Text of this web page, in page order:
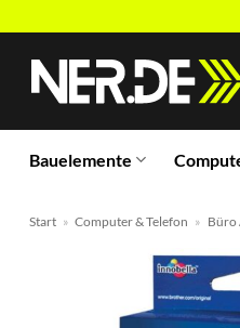
springen
Bauelemente
Start » Computer & Telefon » Büro